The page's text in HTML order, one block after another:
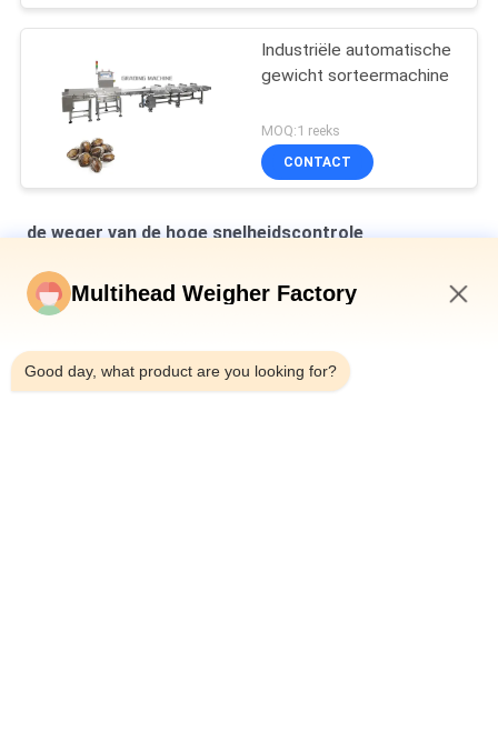
Industriële automatische
gewicht sorteermachine
MOQ:1 reeks
CONTACT
de weger van de hoge snelheidscontrole
120WPM 100 Zakken Min High Speed Check Weigher met
Opdringer
950CC, Automatische Gewichtscontroleur voor het Sorteren
Multihead Weigher Factory
Good day, what product are you looking for?